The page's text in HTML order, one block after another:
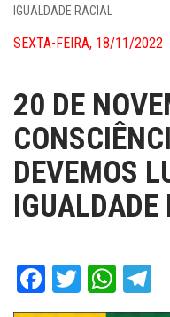
IGUALDADE RACIAL
SEXTA-FEIRA, 18/11/2022
20 DE
DEVEMOS
IGUALDADE
Facebook
Twitter